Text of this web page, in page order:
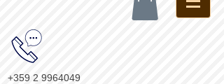
+359 2 9964049